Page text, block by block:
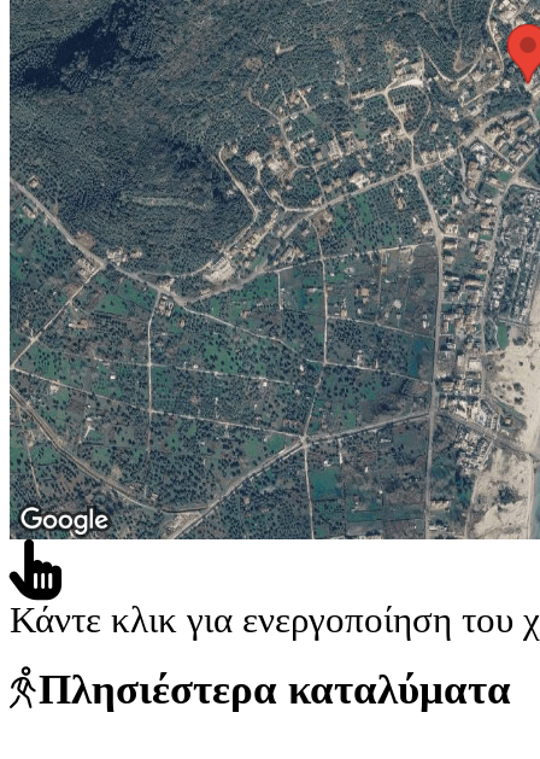
Κάντε κλικ για ενεργοποίηση του
Πλησιέστερα καταλύματα